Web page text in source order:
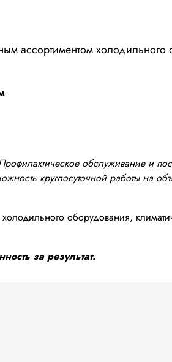
ассортиментом холодильного
обслуживание и
круглосуточной работы на
оборудования,
за результат.